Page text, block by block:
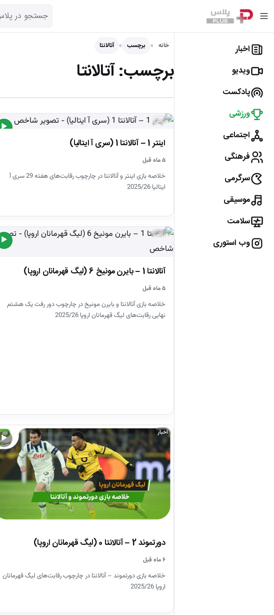
اخبار
ویدیو
پادکست
ورزشی
اجتماعی
فرهنگی
سرگرمی
موسیقی
سلامت
وب استوری
خانه برچسب آتالانتا
برچسب:آتالانتا
▶
ورزشی
اینتر 1 – آتالانتا 1 (سری آ ایتالیا)
۵ ماه قبل
خلاصه بازی اینتر و آتالانتا در چارچوب رقابت‌های هفته 29 سری آ
ایتالیا 2025/26
▶
ورزشی
آتالانتا 1 – بایرن مونیخ 6 (لیگ قهرمانان اروپا)
۵ ماه قبل
خلاصه بازی آتالانتا و بایرن مونیخ در چارچوب دور رفت یک هشتم
نهایی رقابت‌های لیگ قهرمانان اروپا 2025/26
▶
اخبار
دورتموند 2 – آتالانتا 0 (لیگ قهرمانان اروپا)
۶ ماه قبل
خلاصه بازی دورتموند – آتالانتا در چارچوب رقابت‌های لیگ قهرمانان
اروپا 2025/26